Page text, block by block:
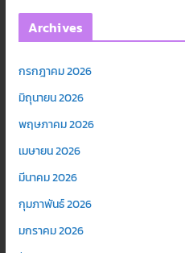
Archives
กรกฎาคม 2026
มิถุนายน 2026
พฤษภาคม 2026
เมษายน 2026
มีนาคม 2026
กุมภาพันธ์ 2026
มกราคม 2026